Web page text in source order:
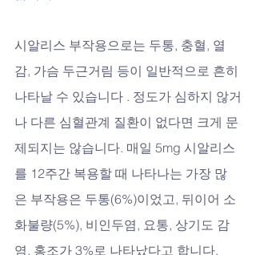
시알리스 부작용으로는 두통, 충혈, 열
감, 가슴 두근거림 등이 일반적으로 흔히
나타날 수 있습니다 . 정도가 심하지 않거
나 다른 심혈관계 질환이 없다면 크게 문
제되지는 않습니다. 매일 5mg 시알리스
를 12주간 복용할 때 나타나는 가장 많
은 부작용은 두통(6%)이었고, 뒤이어 소
화불량(5%), 비인두염, 요통, 상기도 감
염, 홍조가 3%로 나타났다고 합니다.